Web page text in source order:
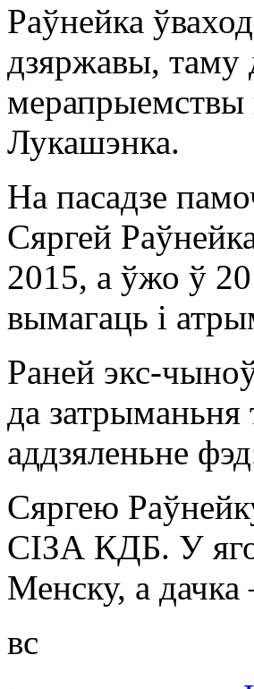
Раўнейка
дзяржавы, таму
мерапрыемствы
Лукашэнка.
На пасадзе
Сяргей
2015, а ўжо ў
вымагаць і
Раней экс-
да затрыманьня
аддзяленьне
Сяргею
СІЗА КДБ. У
Менску, а дачка
вс